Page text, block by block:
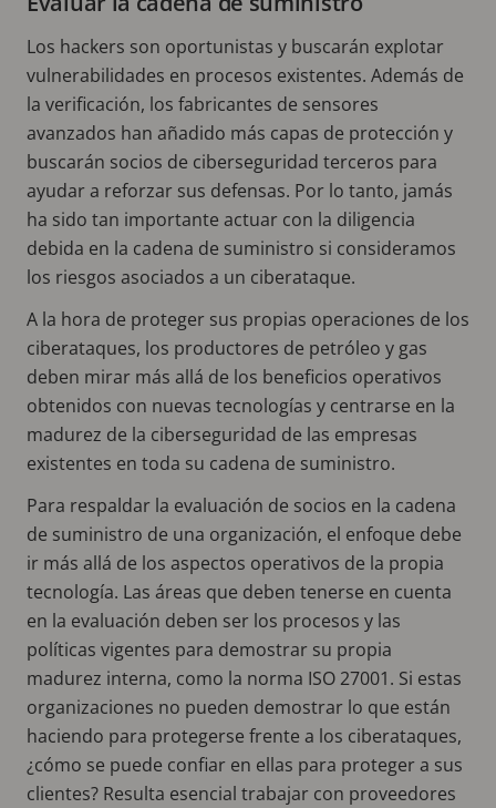
Los hackers son oportunistas y buscarán explotar
vulnerabilidades en procesos existentes. Además de
la verificación, los fabricantes de sensores
avanzados han añadido más capas de protección y
buscarán socios de ciberseguridad terceros para
ayudar a reforzar sus defensas. Por lo tanto, jamás
ha sido tan importante actuar con la diligencia
debida en la cadena de suministro si consideramos
los riesgos asociados a un ciberataque.
A la hora de proteger sus propias operaciones de los
ciberataques, los productores de petróleo y gas
deben mirar más allá de los beneficios operativos
obtenidos con nuevas tecnologías y centrarse en la
madurez de la ciberseguridad de las empresas
existentes en toda su cadena de suministro.
Para respaldar la evaluación de socios en la cadena
de suministro de una organización, el enfoque debe
ir más allá de los aspectos operativos de la propia
tecnología. Las áreas que deben tenerse en cuenta
en la evaluación deben ser los procesos y las
políticas vigentes para demostrar su propia
madurez interna, como la norma ISO 27001. Si estas
organizaciones no pueden demostrar lo que están
haciendo para protegerse frente a los ciberataques,
¿cómo se puede confiar en ellas para proteger a sus
clientes? Resulta esencial trabajar con proveedores